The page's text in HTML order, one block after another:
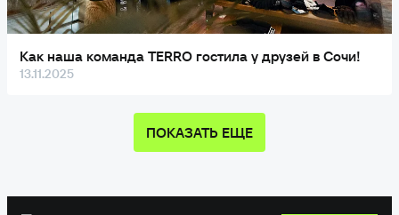
Как наша команда TERRO гостила у друзей в Сочи!
13.11.2025
ПОКАЗАТЬ ЕЩЕ